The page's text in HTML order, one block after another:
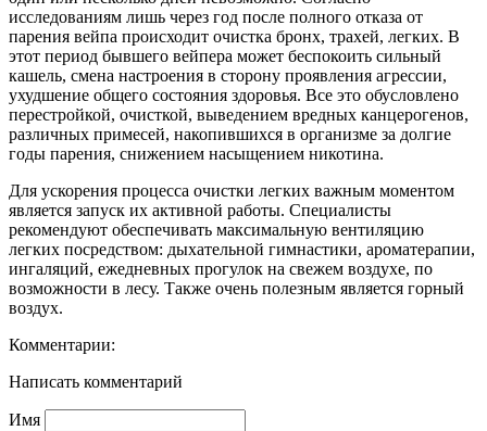
исследованиям лишь через год после полного отказа от
парения вейпа происходит очистка бронх, трахей, легких. В
этот период бывшего вейпера может беспокоить сильный
кашель, смена настроения в сторону проявления агрессии,
ухудшение общего состояния здоровья. Все это обусловлено
перестройкой, очисткой, выведением вредных канцерогенов,
различных примесей, накопившихся в организме за долгие
годы парения, снижением насыщением никотина.
Для ускорения процесса очистки легких важным моментом
является запуск их активной работы. Специалисты
рекомендуют обеспечивать максимальную вентиляцию
легких посредством: дыхательной гимнастики, ароматерапии,
ингаляций, ежедневных прогулок на свежем воздухе, по
возможности в лесу. Также очень полезным является горный
воздух.
Комментарии:
Написать комментарий
Имя